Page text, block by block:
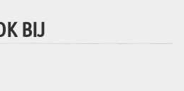
BIJ